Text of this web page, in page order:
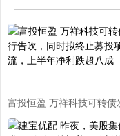
富投恒盈 万祥科技可转债
告吹，同时拟终止募投项目
流，上半年净利跌超八成